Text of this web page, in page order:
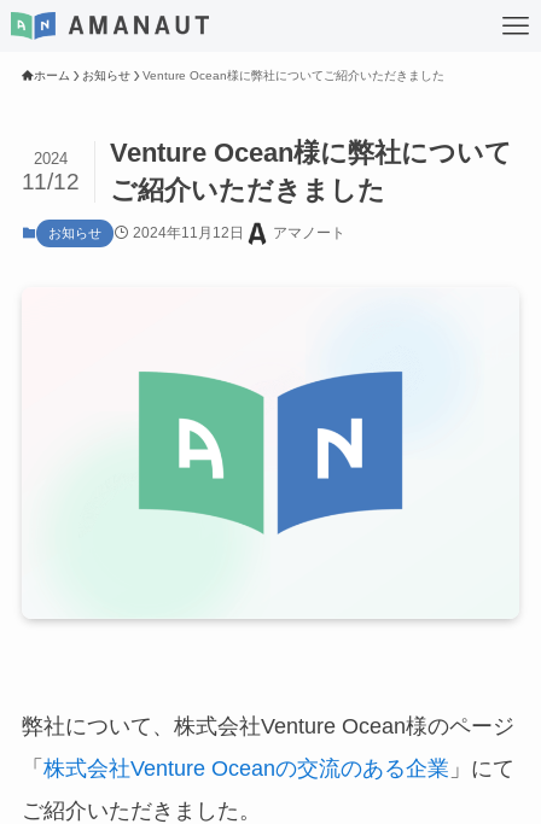
ホーム お知らせ Venture Ocean様に弊社についてご紹介いただきました
Venture Ocean様に弊社について
ご紹介いただきました
2024
11/12
お知らせ 2024年11月12日 アマノート
弊社について、株式会社Venture Ocean様のページ
「 株式会社Venture Oceanの交流のある企業 」にて
ご紹介いただきました。